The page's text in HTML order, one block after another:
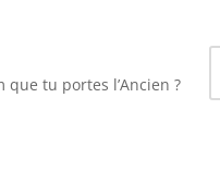
que tu portes l’Ancien ?